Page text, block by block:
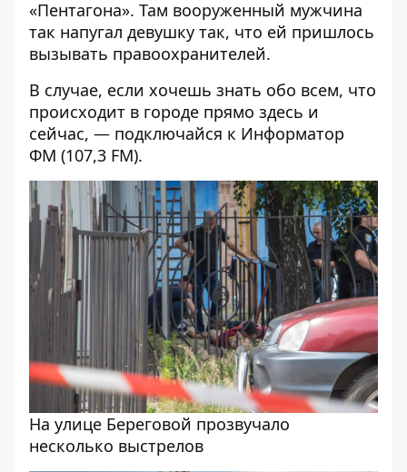
«Пентагона». Там вооруженный мужчина
так напугал девушку так, что ей пришлось
вызывать правоохранителей.
В случае, если хочешь знать обо всем, что
происходит в городе прямо здесь и
сейчас, — подключайся к Информатор
ФМ (107,3 FM).
На улице Береговой прозвучало
несколько выстрелов